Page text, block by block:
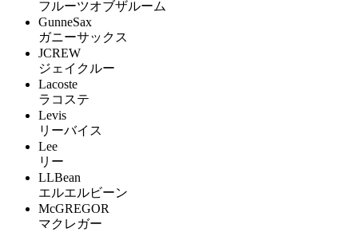
フルーツオブザルーム
GunneSax
ガニーサックス
JCREW
ジェイクルー
Lacoste
ラコステ
Levis
リーバイス
Lee
リー
LLBean
エルエルビーン
McGREGOR
マクレガー